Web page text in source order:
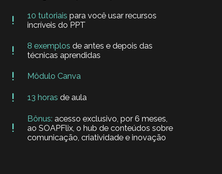
10 tutoriais para você usar recursos
incríveis do PPT
8 exemplos de antes e depois das
técnicas aprendidas
Môdulo Canva
13 horas de aula
Bônus: acesso exclusivo, por 6 meses,
ao SOAPFlix, o hub de conteúdos sobre
comunicação, criatividade e inovação